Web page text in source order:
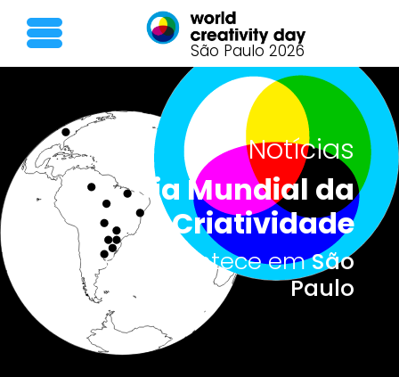
São Paulo 2026
Notícias
Dia Mundial da
Criatividade
O que acontece emSão
Paulo